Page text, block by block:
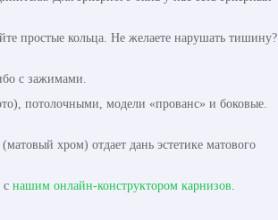
простые кольца. Не желаете нарушать тишину?
с зажимами.
потолочными, модели «прованс» и боковые.
хром) отдает дань эстетике матового
с нашим онлайн-конструктором карнизов.